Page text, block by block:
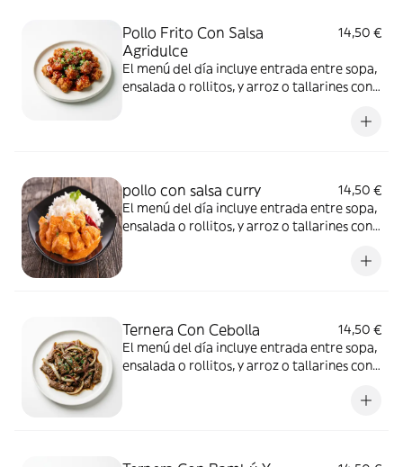
Pollo Frito Con Salsa
Agridulce
14,50 €
El menú del día incluye entrada entre sopa,
ensalada o rollitos, y arroz o tallarines con
pollo con salsa curry
14,50 €
El menú del día incluye entrada entre sopa,
ensalada o rollitos, y arroz o tallarines con
Ternera Con Cebolla
14,50 €
El menú del día incluye entrada entre sopa,
ensalada o rollitos, y arroz o tallarines con